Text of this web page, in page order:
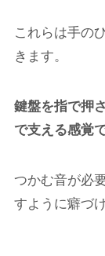
これらは手の
きます。
鍵盤を指で押
で支える感覚で
つかむ音が必
すように癖づ